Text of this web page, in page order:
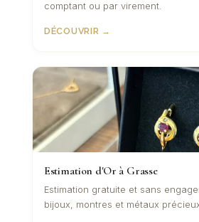
comptant ou par virement.
DÉCOUVRIR →
Estimation d'Or à Grasse
Estimation gratuite et sans
bijoux, montres et métaux